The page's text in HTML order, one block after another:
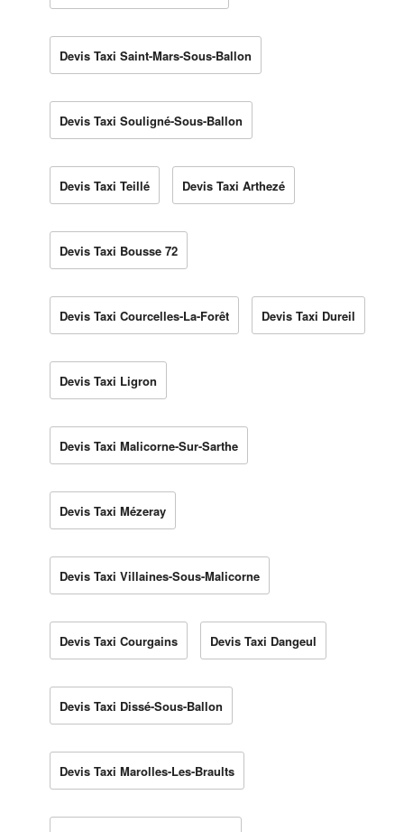
Devis Taxi Saint-Mars-Sous-Ballon
Devis Taxi Souligné-Sous-Ballon
Devis Taxi Teillé Devis Taxi Arthezé
Devis Taxi Bousse 72
Devis Taxi Courcelles-La-Forêt Devis Taxi Dureil
Devis Taxi Ligron
Devis Taxi Malicorne-Sur-Sarthe
Devis Taxi Mézeray
Devis Taxi Villaines-Sous-Malicorne
Devis Taxi Courgains Devis Taxi Dangeul
Devis Taxi Dissé-Sous-Ballon
Devis Taxi Marolles-Les-Braults